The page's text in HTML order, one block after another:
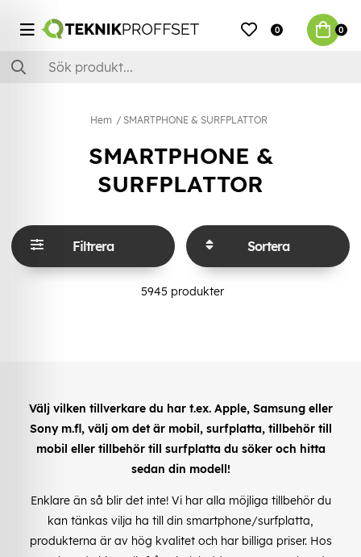
0 0
Hem SMARTPHONE & SURFPLATTOR
SMARTPHONE &
SURFPLATTOR
Filtrera Sortera
5945 produkter
Välj vilken tillverkare du har t.ex. Apple, Samsung eller
Sony m.fl, välj om det är mobil, surfplatta, tillbehör till
mobil eller tillbehör till surfplatta du söker och hitta
sedan din modell!
Enklare än så blir det inte! Vi har alla möjliga tillbehör du
kan tänkas vilja ha till din smartphone/surfplatta,
produkterna är av hög kvalitet och har billiga priser. Hos